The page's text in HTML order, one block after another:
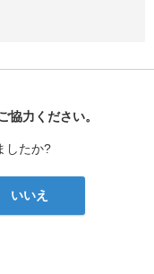
協力ください。
したか?
いいえ